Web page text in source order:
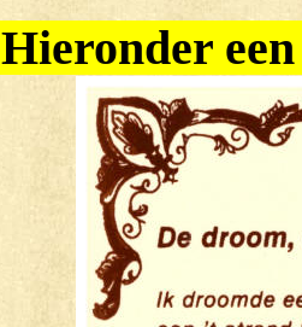
Hieronder